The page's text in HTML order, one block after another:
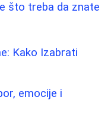
što treba da znate
Kako Izabrati
emocije i